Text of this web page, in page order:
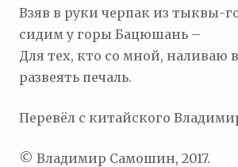
Взяв в руки черпак из тыквы-
сидим у горы Бацюшань –
Для тех, кто со мной, наливаю
развеять печаль.
Перевёл с китайского
© Владимир Самошин, 2017.